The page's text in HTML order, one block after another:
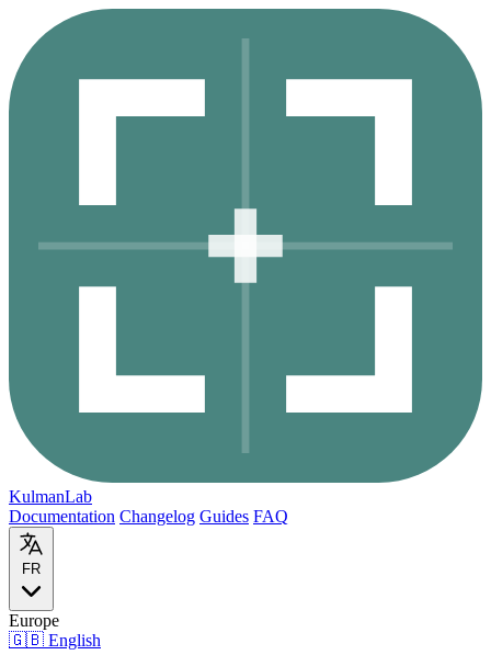
KulmanLab
Documentation Changelog Guides FAQ
FR
Europe
🇬🇧 English